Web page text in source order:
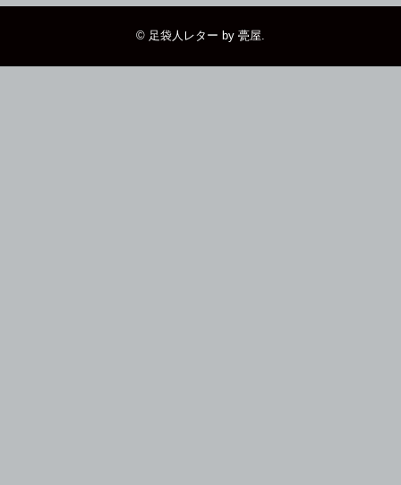
© 足袋人レター by 甍屋